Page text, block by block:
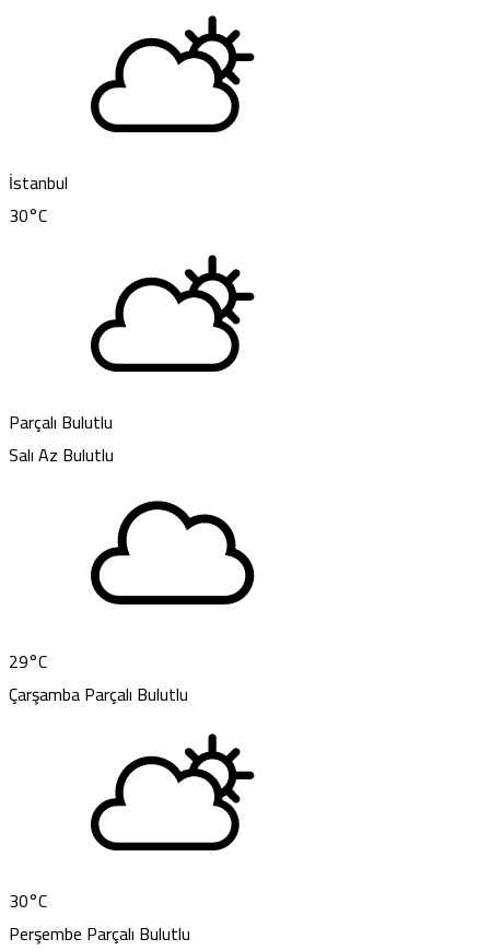
İstanbul
30°C
Parçalı Bulutlu
SalıAz Bulutlu
29°C
ÇarşambaParçalı Bulutlu
30°C
Perşembe Parçalı Bulutlu